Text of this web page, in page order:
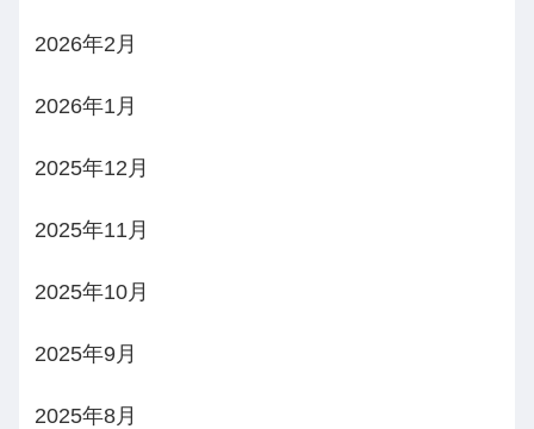
2026年2月
2026年1月
2025年12月
2025年11月
2025年10月
2025年9月
2025年8月